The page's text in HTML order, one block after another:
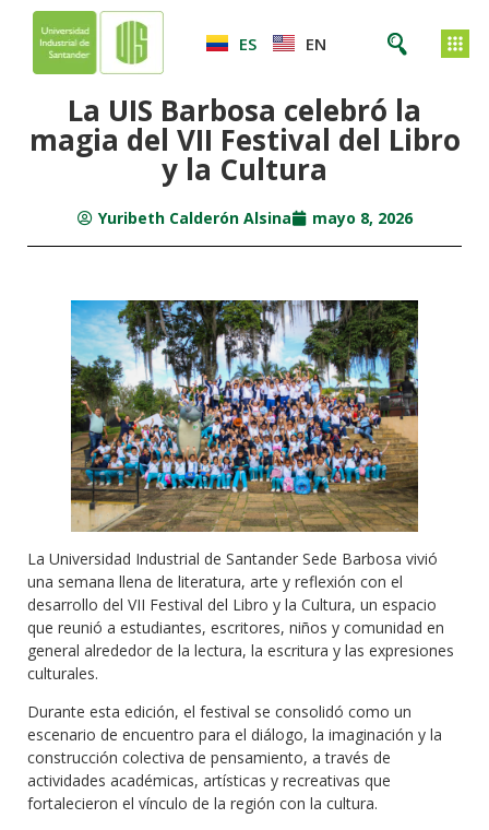
ES EN
La UIS Barbosa celebró la
magia del VII Festival del Libro
y la Cultura
Yuribeth Calderón Alsina mayo 8, 2026
La Universidad Industrial de Santander Sede Barbosa vivió
una semana llena de literatura, arte y reflexión con el
desarrollo del VII Festival del Libro y la Cultura, un espacio
que reunió a estudiantes, escritores, niños y comunidad en
general alrededor de la lectura, la escritura y las expresiones
culturales.
Durante esta edición, el festival se consolidó como un
escenario de encuentro para el diálogo, la imaginación y la
construcción colectiva de pensamiento, a través de
actividades académicas, artísticas y recreativas que
fortalecieron el vínculo de la región con la cultura.